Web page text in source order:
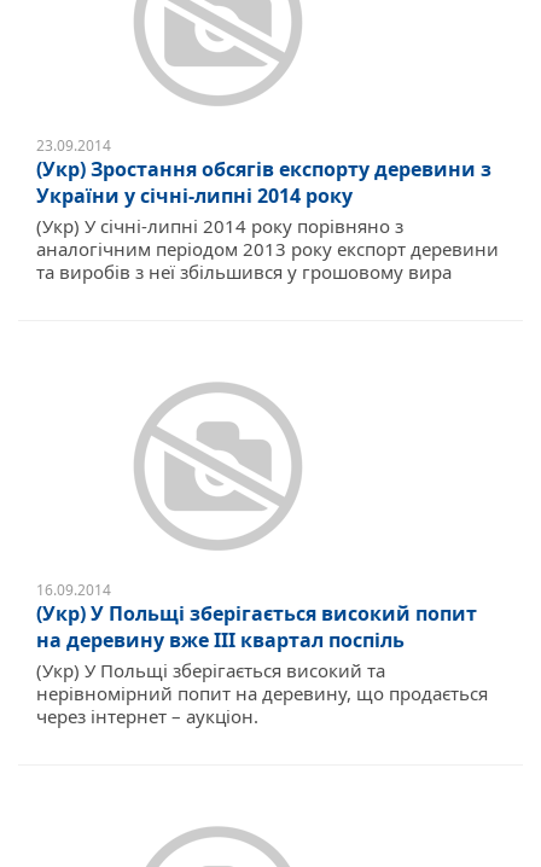
23.09.2014
(Укр) Зростання обсягів експорту деревини з
України у січні-липні 2014 року
(Укр) У січні-липні 2014 року порівняно з
аналогічним періодом 2013 року експорт деревини
та виробів з неї збільшився у грошовому вира
16.09.2014
(Укр) У Польщі зберігається високий попит
на деревину вже ІІІ квартал поспіль
(Укр) У Польщі зберігається високий та
нерівномірний попит на деревину, що продається
через інтернет – аукціон.